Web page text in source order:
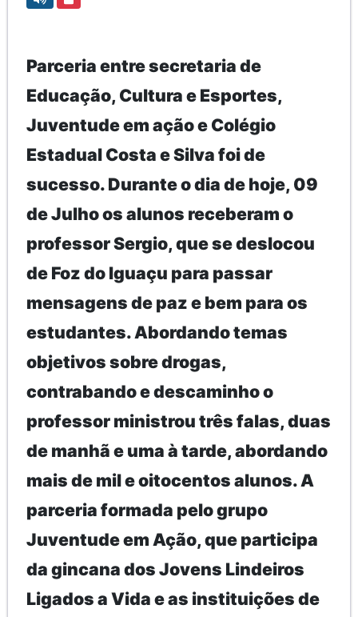
Parceria entre secretaria de
Educação, Cultura e Esportes,
Juventude em ação e Colégio
Estadual Costa e Silva foi de
sucesso. Durante o dia de hoje, 09
de Julho os alunos receberam o
professor Sergio, que se deslocou
de Foz do Iguaçu para passar
mensagens de paz e bem para os
estudantes. Abordando temas
objetivos sobre drogas,
contrabando e descaminho o
professor ministrou três falas, duas
de manhã e uma à tarde, abordando
mais de mil e oitocentos alunos. A
parceria formada pelo grupo
Juventude em Ação, que participa
da gincana dos Jovens Lindeiros
Ligados a Vida e as instituições de